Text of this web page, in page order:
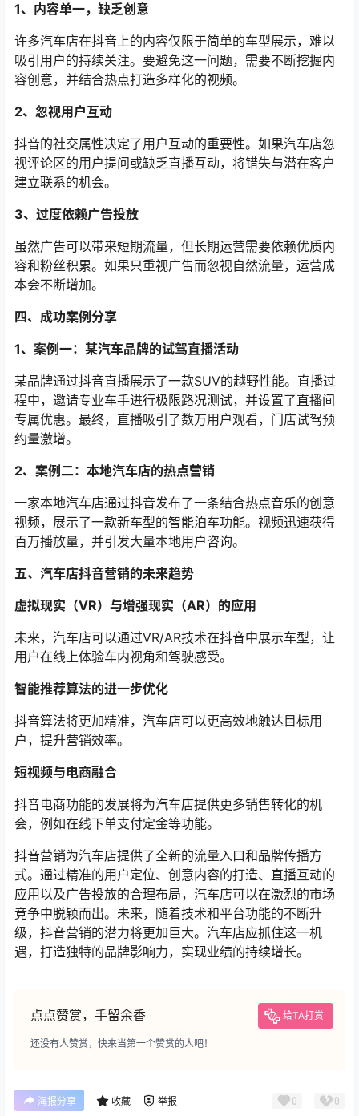
1、内容单一，缺乏创意
许多汽车店在抖音上的内容仅限于简单的车型展示，难以
吸引用户的持续关注。要避免这一问题，需要不断挖掘内
容创意，并结合热点打造多样化的视频。
2、忽视用户互动
抖音的社交属性决定了用户互动的重要性。如果汽车店忽
视评论区的用户提问或缺乏直播互动，将错失与潜在客户
建立联系的机会。
3、过度依赖广告投放
虽然广告可以带来短期流量，但长期运营需要依赖优质内
容和粉丝积累。如果只重视广告而忽视自然流量，运营成
本会不断增加。
四、成功案例分享
1、案例一：某汽车品牌的试驾直播活动
某品牌通过抖音直播展示了一款SUV的越野性能。直播过
程中，邀请专业车手进行极限路况测试，并设置了直播间
专属优惠。最终，直播吸引了数万用户观看，门店试驾预
约量激增。
2、案例二：本地汽车店的热点营销
一家本地汽车店通过抖音发布了一条结合热点音乐的创意
视频，展示了一款新车型的智能泊车功能。视频迅速获得
百万播放量，并引发大量本地用户咨询。
五、汽车店抖音营销的未来趋势
虚拟现实（VR）与增强现实（AR）的应用
未来，汽车店可以通过VR/AR技术在抖音中展示车型，让
用户在线上体验车内视角和驾驶感受。
智能推荐算法的进一步优化
抖音算法将更加精准，汽车店可以更高效地触达目标用
户，提升营销效率。
短视频与电商融合
抖音电商功能的发展将为汽车店提供更多销售转化的机
会，例如在线下单支付定金等功能。
抖音营销为汽车店提供了全新的流量入口和品牌传播方
式。通过精准的用户定位、创意内容的打造、直播互动的
应用以及广告投放的合理布局，汽车店可以在激烈的市场
竞争中脱颖而出。未来，随着技术和平台功能的不断升
级，抖音营销的潜力将更加巨大。汽车店应抓住这一机
遇，打造独特的品牌影响力，实现业绩的持续增长。
点点赞赏，手留余香 给TA打赏
还没有人赞赏，快来当第一个赞赏的人吧！
海报分享 收藏 举报 0 0